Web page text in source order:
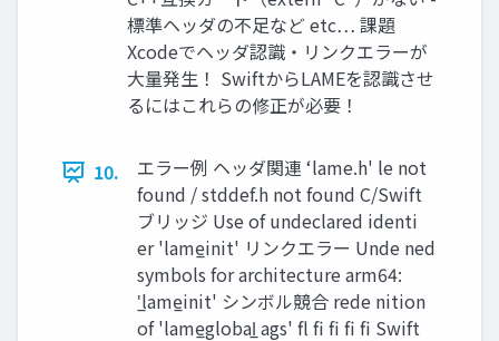
標準ヘッダの不足など etc… 課題
Xcodeでヘッダ認識・リンクエラーが
大量発生！ SwiftからLAMEを認識させ
るにはこれらの修正が必要！
10.
エラー例 ヘッダ関連 ʻlame.h' le not
found / stddef.h not found C/Swift
ブリッジ Use of undeclared identi
er 'lame̲init' リンクエラー Unde ned
symbols for architecture arm64:
'̲lame̲init' シンボル競合 rede nition
of 'lame̲global̲ ags' fl fi fi fi fi Swift